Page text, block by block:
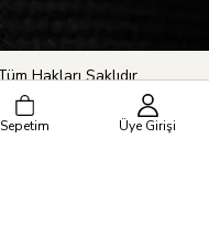
Hakları Saklıdır.
Sepetim Üye Girişi